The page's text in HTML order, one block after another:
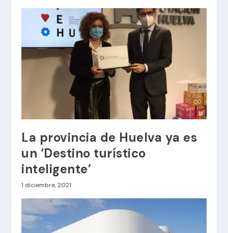
La provincia de Huelva ya es
un ‘Destino turístico
inteligente’
1 diciembre, 2021